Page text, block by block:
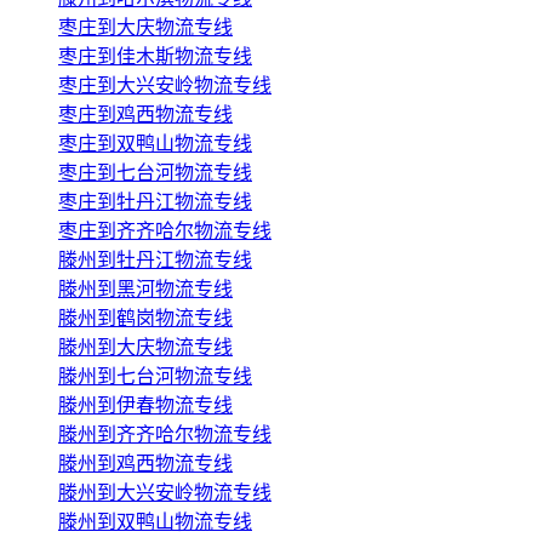
枣庄到大庆物流专线
枣庄到佳木斯物流专线
枣庄到大兴安岭物流专线
枣庄到鸡西物流专线
枣庄到双鸭山物流专线
枣庄到七台河物流专线
枣庄到牡丹江物流专线
枣庄到齐齐哈尔物流专线
滕州到牡丹江物流专线
滕州到黑河物流专线
滕州到鹤岗物流专线
滕州到大庆物流专线
滕州到七台河物流专线
滕州到伊春物流专线
滕州到齐齐哈尔物流专线
滕州到鸡西物流专线
滕州到大兴安岭物流专线
滕州到双鸭山物流专线